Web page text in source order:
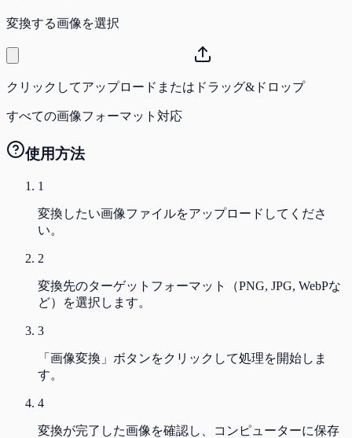
変換する画像を選択
クリックしてアップロードまたはドラッグ&ドロップ
すべての画像フォーマット対応
使用方法
1
変換したい画像ファイルをアップロードしてくださ
い。
2
変換先のターゲットフォーマット（PNG, JPG, WebPな
ど）を選択します。
3
「画像変換」ボタンをクリックして処理を開始しま
す。
4
変換が完了した画像を確認し、コンピューターに保存